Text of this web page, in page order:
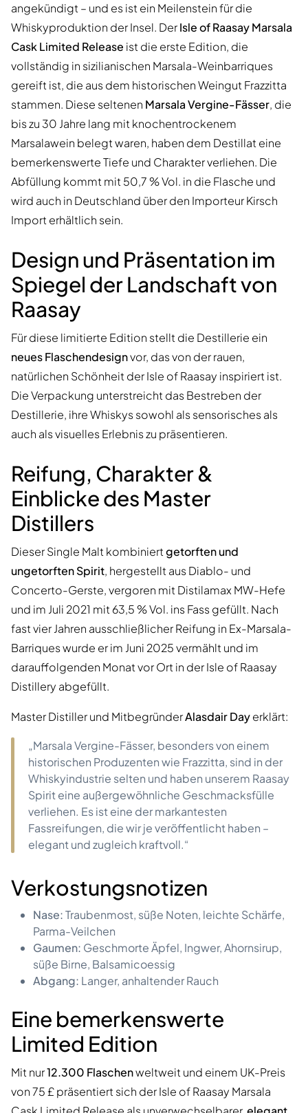
angekündigt – und es ist ein Meilenstein für die
Whiskyproduktion der Insel. DerIsle of Raasay Marsala
Cask Limited Release ist die erste Edition, die
vollständig in sizilianischen Marsala-Weinbarriques
gereift ist, die aus dem historischen Weingut Frazzitta
stammen. Diese seltenen Marsala Vergine-Fässer, die
bis zu 30 Jahre lang mit knochentrockenem
Marsalawein belegt waren, haben dem Destillat eine
bemerkenswerte Tiefe und Charakter verliehen. Die
Abfüllung kommt mit 50,7 % Vol. in die Flasche und
wird auch in Deutschland über den Importeur Kirsch
Import erhältlich sein.
Design und Präsentation im
Spiegel der Landschaft von
Raasay
Für diese limitierte Edition stellt die Destillerie ein
neues Flaschendesignvor, das von der rauen,
natürlichen Schönheit der Isle of Raasay inspiriert ist.
Die Verpackung unterstreicht das Bestreben der
Destillerie, ihre Whiskys sowohl als sensorisches als
auch als visuelles Erlebnis zu präsentieren.
Reifung, Charakter &
Einblicke des Master
Distillers
Dieser Single Malt kombiniertgetorften und
ungetorften Spirit, hergestellt aus Diablo- und
Concerto-Gerste, vergoren mit Distilamax MW-Hefe
und im Juli 2021 mit 63,5 % Vol. ins Fass gefüllt. Nach
fast vier Jahren ausschließlicher Reifung in Ex-Marsala-
Barriques wurde er im Juni 2025 vermählt und im
darauffolgenden Monat vor Ort in der Isle of Raasay
Distillery abgefüllt.
Master Distiller und MitbegründerAlasdair Dayerklärt:
„Marsala Vergine-Fässer, besonders von einem
historischen Produzenten wie Frazzitta, sind in der
Whiskyindustrie selten und haben unserem Raasay
Spirit eine außergewöhnliche Geschmacksfülle
verliehen. Es ist eine der markantesten
Fassreifungen, die wir je veröffentlicht haben –
elegant und zugleich kraftvoll.“
Verkostungsnotizen
Nase:Traubenmost, süße Noten, leichte Schärfe,
Parma-Veilchen
Gaumen: Geschmorte Äpfel, Ingwer, Ahornsirup,
süße Birne, Balsamicoessig
Abgang: Langer, anhaltender Rauch
Eine bemerkenswerte
Limited Edition
Mit nur12.300 Flaschenweltweit und einem UK-Preis
von 75 £ präsentiert sich der Isle of Raasay Marsala